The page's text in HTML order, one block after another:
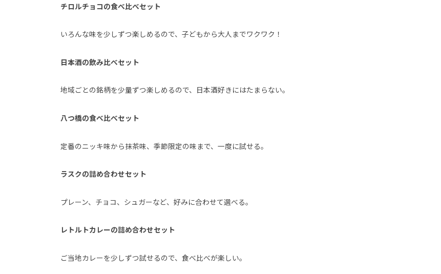
チロルチョコの食べ比べセット
いろんな味を少しずつ楽しめるので、子どもから大人までワクワク！
日本酒の飲み比べセット
地域ごとの銘柄を少量ずつ楽しめるので、日本酒好きにはたまらない。
八つ橋の食べ比べセット
定番のニッキ味から抹茶味、季節限定の味まで、一度に試せる。
ラスクの詰め合わせセット
プレーン、チョコ、シュガーなど、好みに合わせて選べる。
レトルトカレーの詰め合わせセット
ご当地カレーを少しずつ試せるので、食べ比べが楽しい。